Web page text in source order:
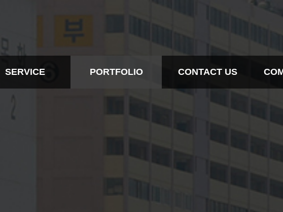
SERVICE PORTFOLIO CONTACT US